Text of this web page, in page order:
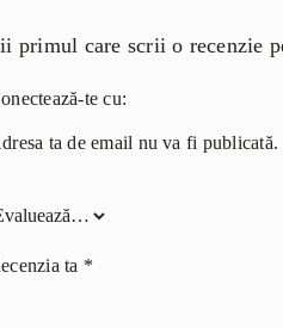
primul care scrii o recenzie
te cu:
ta de email nu va fi publicată.
ta *